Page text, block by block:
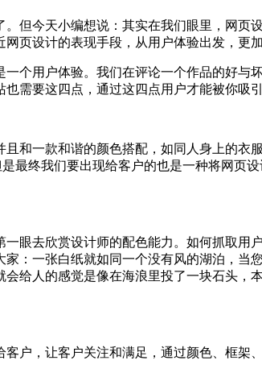
但今天小编想说：其实在我们眼里，网页
页设计的表现手段，从用户体验出发，更
个用户体验。我们在评论一个作品的好
需要这四点，通过这四点用户才能被你吸引
和一款和谐的颜色搭配，如同人身上的
最终我们要出现给客户的也是一种将网页
眼去欣赏设计师的配色能力。如何抓取
：一张白纸就如同一个没有风的湖泊，
给人的感觉是像在海浪里投了一块石头
户，让客户关注和满足，通过颜色、框